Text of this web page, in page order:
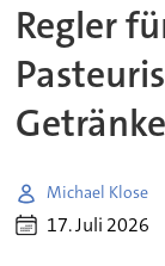
Regler
Michael Klose
17. Juli 2026